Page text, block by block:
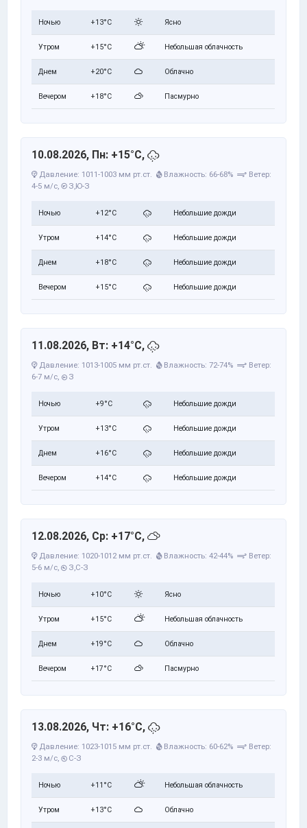
Ночью +13°C Ясно
Утром +15°C Небольшая облачность
Днем +20°C Облачно
Вечером +18°C Пасмурно
10.08.2026, Пн: +15°C,
Давление: 1011-1003 мм рт.ст. Влажность: 66-68%
Ветер:
4-5 м/с, З,Ю-З
Ночью +12°C Небольшие дожди
Утром +14°C Небольшие дожди
Днем +18°C Небольшие дожди
Вечером +15°C Небольшие дожди
11.08.2026, Вт: +14°C,
Давление: 1013-1005 мм рт.ст. Влажность: 72-74%
Ветер:
6-7 м/с,
З
Ночью +9°C Небольшие дожди
Утром +13°C Небольшие дожди
Днем +16°C Небольшие дожди
Вечером +14°C Небольшие дожди
12.08.2026, Ср: +17°C,
Давление: 1020-1012 мм рт.ст. Влажность: 42-44%
Ветер:
5-6 м/с, З,С-З
Ночью +10°C Ясно
Утром +15°C Небольшая облачность
Днем +19°C Облачно
Вечером +17°C Пасмурно
13.08.2026, Чт: +16°C,
Давление: 1023-1015 мм рт.ст. Влажность: 60-62%
Ветер:
2-3 м/с, С-З
Ночью +11°C Небольшая облачность
Утром +13°C Облачно